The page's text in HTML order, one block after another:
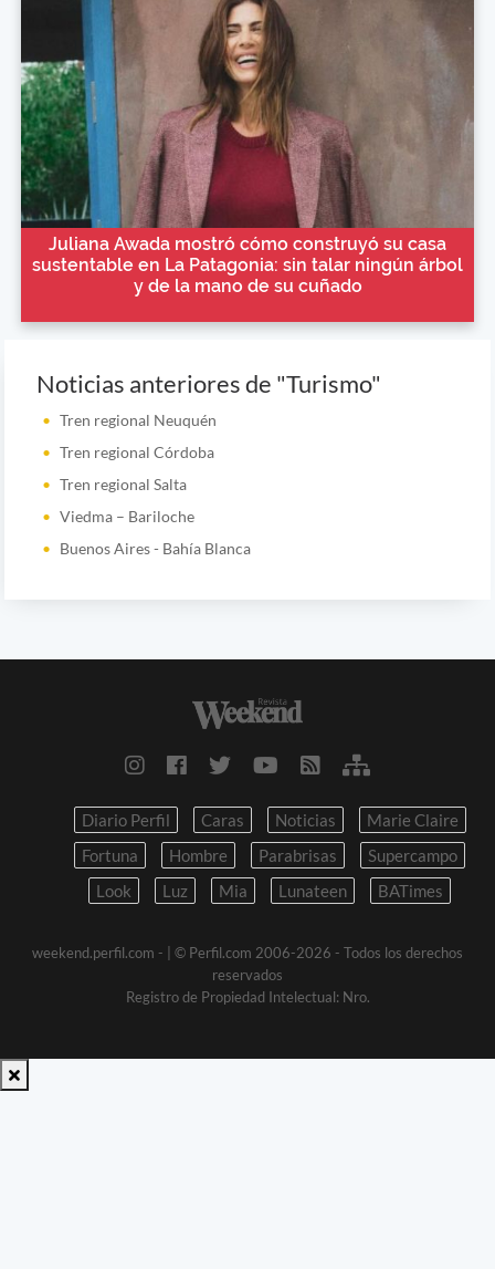
Juliana Awada mostró cómo construyó su casa
sustentable en La Patagonia: sin talar ningún árbol
y de la mano de su cuñado
Noticias anteriores de "Turismo"
Tren regional Neuquén
Tren regional Córdoba
Tren regional Salta
Viedma – Bariloche
Buenos Aires - Bahía Blanca
Diario Perfil Caras Noticias
Marie Claire
Fortuna
Hombre Parabrisas
Supercampo
Look
Luz Mia Lunateen BATimes
weekend.perfil.com -
| © Perfil.com 2006-2026 - Todos los derechos
reservados
Registro de Propiedad Intelectual: Nro.